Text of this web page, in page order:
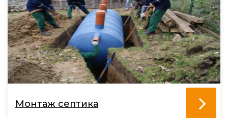
Монтаж септика